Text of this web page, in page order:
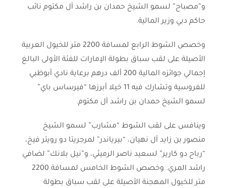
و”مصباح” لسمو الشيخ حمدان بن راشد آل مكتوم نائب
حاكم دبي وزير المالية.
وخصص الشوط الرابع لمسافة 2200 متر للخيول العربية
الأصيلة على لقب سباق بطولة الإمارات للفئة الأولى البالغ
إجمالي جوائزه المالية 200 ألف درهم برعاية نادي أبوظبي
للفروسية وتشارك فيه 11 خيلا أبرزها “فيرساس باي”
لسمو الشيخ حمدان بن راشد آل مكتوم.
وينافس على لقب الشوط “مشارب” لسمو الشيخ
منصور بن زايد آل نهيان، “بيرياندر” لمرجريتا دو رويتر فيخ،
“رباح دو كارير” لسعيد ناصر الرميثي، و”نيل بلانك” لضافي
راشد المري. وخصص الشوط الخامس لمسافة 2200
متر للخيول المهجنة الأصيلة على لقب سباق بطولة